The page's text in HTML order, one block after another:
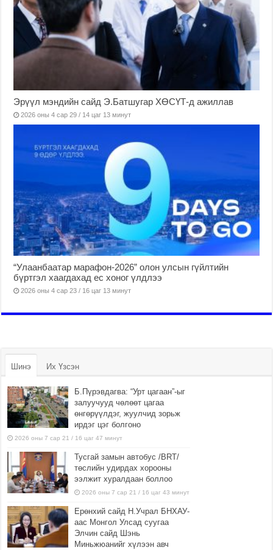
Эрүүл мэндийн сайд Э.Батшугар ХӨСҮТ-д ажиллав
2026 оны 4 сар 29 / 14 цаг 13 минут
“Улаанбаатар марафон-2026” олон улсын гүйлтийн
бүртгэл хаагдахад ес хоног үлдлээ
2026 оны 4 сар 23 / 16 цаг 13 минут
Шинэ Их Үзсэн
Б.Пүрэвдагва: “Урт цагаан”-ыг
залуучууд чөлөөт цагаа
өнгөрүүлдэг, жуулчид зорьж
ирдэг цэг болгоно
2026 оны 7 сар 21 / 16 цаг 47 минут
Тусгай замын автобус /BRT/
төслийн удирдах хорооны
ээлжит хуралдаан боллоо
2026 оны 7 сар 21 / 16 цаг 43 минут
Ерөнхий сайд Н.Учрал БНХАУ-
аас Монгол Улсад суугаа
Элчин сайд Шэнь
Миньжюанийг хүлээн авч